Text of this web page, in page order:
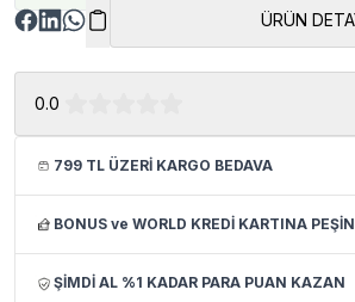
ÜRÜN
0.0
799 TL ÜZERİ KARGO BEDAVA
BONUS ve WORLD KREDİ KARTINA
ŞİMDİ AL %1 KADAR PARA PUAN KAZAN